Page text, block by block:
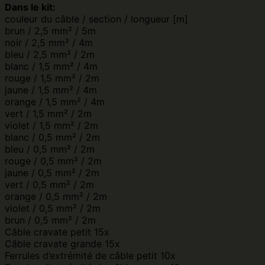
Dans le kit:
couleur du câble / section / longueur [m]
brun / 2,5 mm² / 5m
noir / 2,5 mm² / 4m
bleu / 2,5 mm² / 2m
blanc / 1,5 mm² / 4m
rouge / 1,5 mm² / 2m
jaune / 1,5 mm² / 4m
orange / 1,5 mm² / 4m
vert / 1,5 mm² / 2m
violet / 1,5 mm² / 2m
blanc / 0,5 mm² / 2m
bleu / 0,5 mm² / 2m
rouge / 0,5 mm² / 2m
jaune / 0,5 mm² / 2m
vert / 0,5 mm² / 2m
orange / 0,5 mm² / 2m
violet / 0,5 mm² / 2m
brun / 0,5 mm² / 2m
Câble cravate petit 15x
Câble cravate grande 15x
Ferrules d’extrémité de câble petit 10x